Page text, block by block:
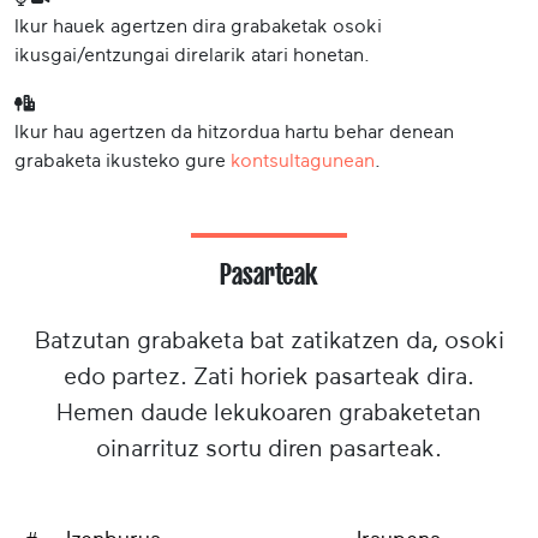
Ikur hauek agertzen dira grabaketak osoki
ikusgai/entzungai direlarik atari honetan.
Ikur hau agertzen da hitzordua hartu behar denean
grabaketa ikusteko gure kontsultagunean
Pasarteak
Batzutan grabaketa bat zatikatzen da, osoki
edo partez. Zati horiek pasarteak dira.
Hemen daude lekukoaren grabaketetan
oinarrituz sortu diren pasarteak.